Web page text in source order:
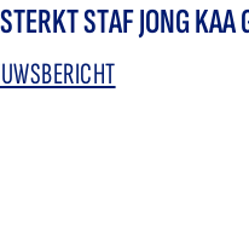
STAF JONG KAA